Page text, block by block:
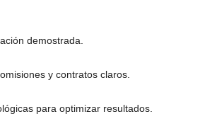
demostrada.
y contratos claros.
para optimizar resultados.